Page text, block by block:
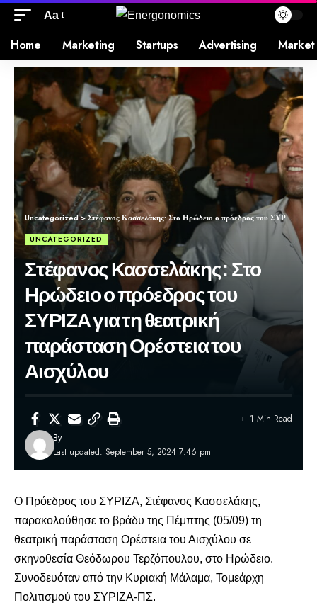
Aa
Home Marketing Startups Advertising Market
Uncategorized>Στέφανος Κασσελάκης: Στο Ηρώδειο ο πρόεδρος του ΣΥΡΙΖΑ για τη θεατρική παράσταση Ορέστεια του Αισχύλου
UNCATEGORIZED
Στέφανος Κασσελάκης: Στο
Ηρώδειο ο πρόεδρος του
ΣΥΡΙΖΑ για τη θεατρική
παράσταση Ορέστεια του
Αισχύλου
Last updated: September 5, 2024 7:46 pm
By
1 Min Read
Ο Πρόεδρος του ΣΥΡΙΖΑ, Στέφανος Κασσελάκης,
παρακολούθησε το βράδυ της Πέμπτης (05/09) τη
θεατρική παράσταση Ορέστεια του Αισχύλου σε
σκηνοθεσία Θεόδωρου Τερζόπουλου, στο Ηρώδειο.
Συνοδευόταν από την Κυριακή Μάλαμα, Τομεάρχη
Πολιτισμού του ΣΥΡΙΖΑ-ΠΣ.